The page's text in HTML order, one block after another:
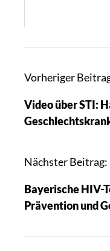
B
i
t
a
s
n
v
Vorheriger
Video über STI:
Nächster Beitrag:
Bayerische HIV-
Prävention und